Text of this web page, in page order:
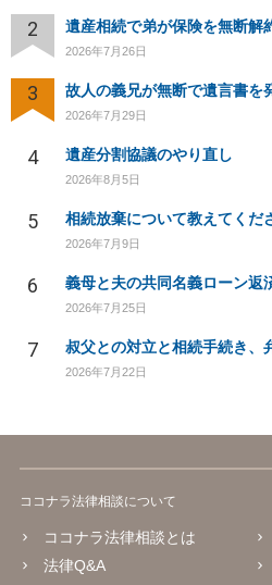
2 遺産相続で弟が保険を無断解
2026年7月26日
3 故人の義兄が無断で遺言書を
2026年7月29日
4 遺産分割協議のやり直し
2026年8月5日
5 相続放棄について教えてくだ
2026年7月9日
6 義母と夫の共同名義ローン返
2026年7月25日
7 叔父との対立と相続手続き、
2026年7月22日
ココナラ法律相談について
ココナラ法律相談とは
法律Q&A